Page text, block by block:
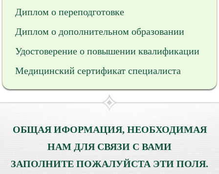
Диплом о переподготовке
Диплом о дополнительном образовании
Удостоверение о повышении квалификации
Медицинский сертификат специалиста
ОБЩАЯ ИФОРМАЦИЯ, НЕОБХОДИМАЯ
НАМ ДЛЯ СВЯЗИ С ВАМИ
ЗАПОЛНИТЕ ПОЖАЛУЙСТА ЭТИ ПОЛЯ.